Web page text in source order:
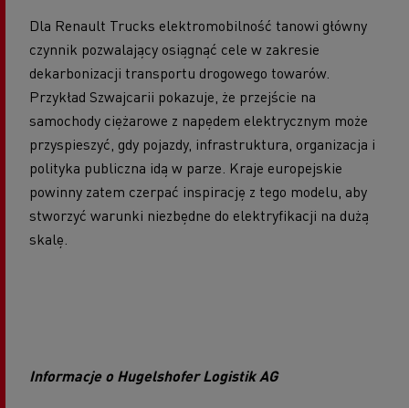
Dla Renault Trucks elektromobilność tanowi główny
czynnik pozwalający osiągnąć cele w zakresie
dekarbonizacji transportu drogowego towarów.
Przykład Szwajcarii pokazuje, że przejście na
samochody ciężarowe z napędem elektrycznym może
przyspieszyć, gdy pojazdy, infrastruktura, organizacja i
polityka publiczna idą w parze. Kraje europejskie
powinny zatem czerpać inspirację z tego modelu, aby
stworzyć warunki niezbędne do elektryfikacji na dużą
skalę.
Informacje o Hugelshofer Logistik AG